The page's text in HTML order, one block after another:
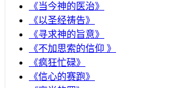
《当今神的医治》
《以圣经祷告》
《寻求神的旨意》
《不加思索的信仰 》
《疯狂忙碌》
《信心的赛跑》